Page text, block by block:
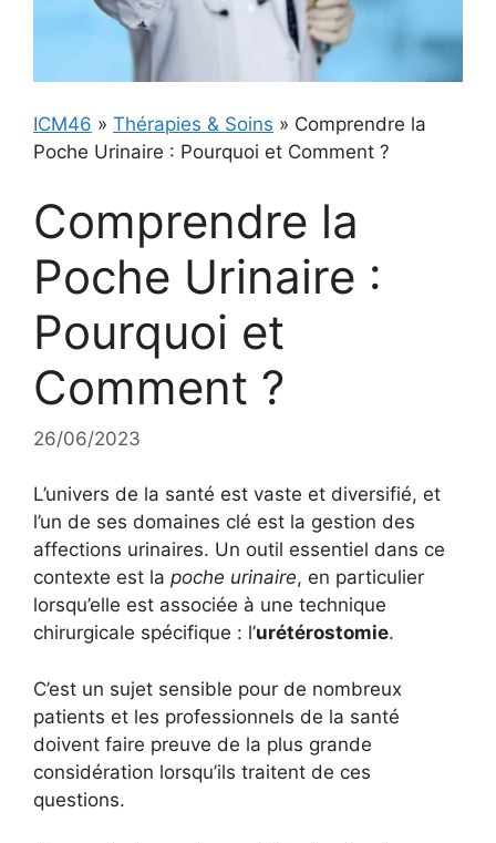
ICM46 » Thérapies & Soins » Comprendre la
Poche Urinaire : Pourquoi et Comment ?
Comprendre la
Poche Urinaire :
Pourquoi et
Comment ?
26/06/2023
L’univers de la santé est vaste et diversifié, et
l’un de ses domaines clé est la gestion des
affections urinaires. Un outil essentiel dans ce
contexte est la poche urinaire, en particulier
lorsqu’elle est associée à une technique
chirurgicale spécifique : l’urétérostomie.
C’est un sujet sensible pour de nombreux
patients et les professionnels de la santé
doivent faire preuve de la plus grande
considération lorsqu’ils traitent de ces
questions.